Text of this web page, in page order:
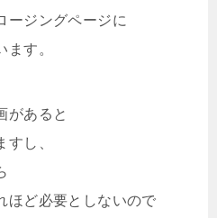
ージングページに
す。
があると
し、
ほど必要としないので